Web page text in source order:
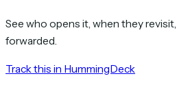
See who opens it, when they
forwarded.
Track this in HummingDeck